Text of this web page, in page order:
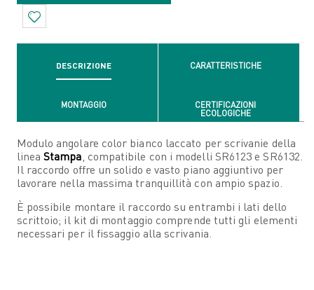
DESCRIZIONE CARATTERISTICHE
MONTAGGIO
CERTIFICAZIONI
ECOLOGICHE
Modulo angolare color bianco laccato per scrivanie della
lineaStampa , compatibile con i modelli SR6123 e SR6132.
Il raccordo offre un solido e vasto piano aggiuntivo per
lavorare nella massima tranquillità con ampio spazio.
È possibile montare il raccordo su entrambi i lati dello
scrittoio; il kit di montaggio comprende tutti gli elementi
necessari per il fissaggio alla scrivania.